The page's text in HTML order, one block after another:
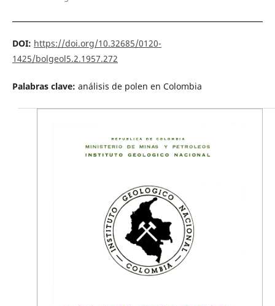
DOI: https://doi.org/10.32685/0120-
1425/bolgeol5.2.1957.272
Palabras clave: análisis de polen en Colombia